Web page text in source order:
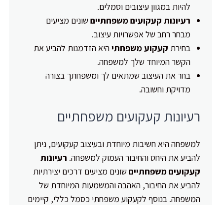
להיות במגוון עיצובים וסמלים.
רעיונות קעקועים משפחתייםשונים מציעים
מבחר רחב של אפשרויות עיצוב.
בחירת קעקוע משפחתיהיא הזדמנות להביע את
הקשר המיוחד שלך למשפחה.
בחר את העיצוב שמתאים לך ומשפחתך בצורה
מדויקת וחשובה.
רעיונות קעקועים משפחתיים
למשפחה היא חשיבות מיוחדת ובעיצוב קעקועים, ניתן
להביע את היחס והחיבור העמוק למשפחה. רעיונות
קעקועים משפחתייםשונים מציעים דרכים יצירתיות
להביע את החיבור, האהבה והמשמעות המיוחדת של
המשפחה. בנוסף לקעקוע משפחתי כסמל כללי, קיימים